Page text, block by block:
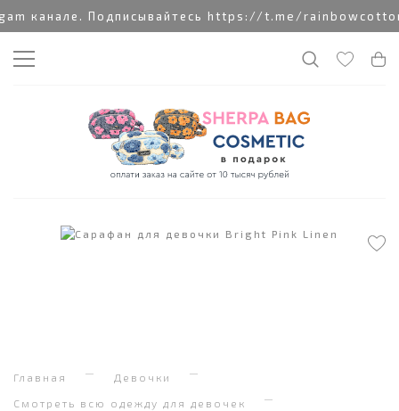
канале. Подписывайтесь https://t.me/
Главная Девочки
Смотреть всю одежду для девочек